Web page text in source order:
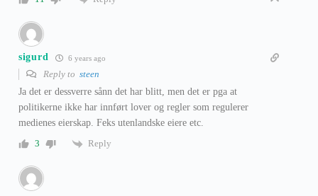
sigurd 6 years ago
Reply to steen
Ja det er dessverre sånn det har blitt, men det er pga at
politikerne ikke har innført lover og regler som regulerer
medienes eierskap. Feks utenlandske eiere etc.
3
Reply